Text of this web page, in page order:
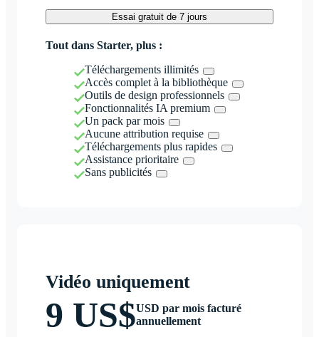
Essai gratuit de 7 jours
Tout dans Starter, plus :
Téléchargements illimités
Accès complet à la bibliothèque
Outils de design professionnels
Fonctionnalités IA premium
Un pack par mois
Aucune attribution requise
Téléchargements plus rapides
Assistance prioritaire
Sans publicités
Vidéo uniquement
9 US$USD par mois facturé
annuellement